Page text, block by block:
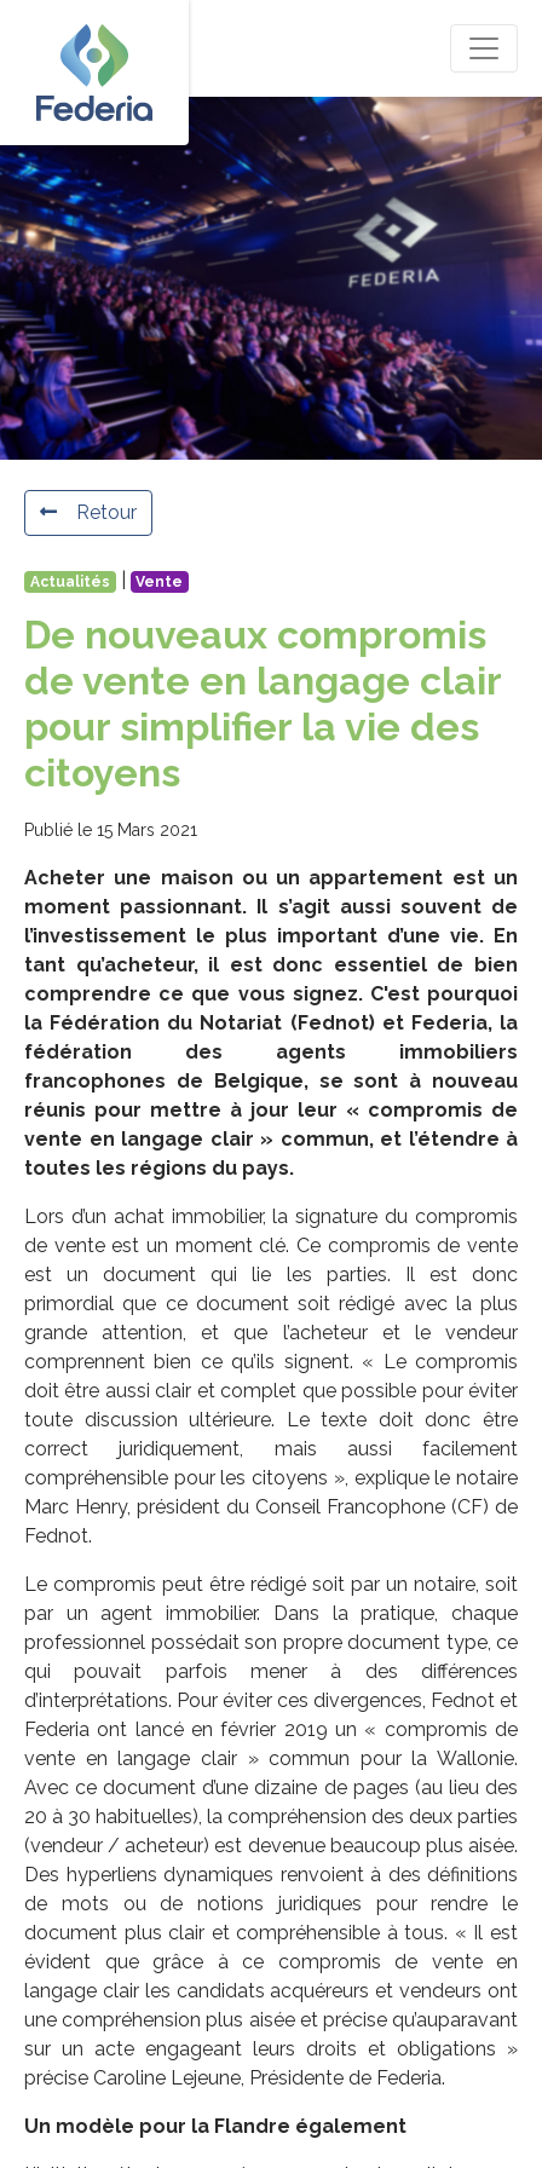
Retour
Actualités | Vente
De nouveaux compromis
de vente en langage clair
pour simplifier la vie des
citoyens
Publié le 15 Mars 2021
Acheter une maison ou un appartement est un
moment passionnant. Il s’agit aussi souvent de
l’investissement le plus important d’une vie. En
tant qu’acheteur, il est donc essentiel de bien
comprendre ce que vous signez. C'est pourquoi
la Fédération du Notariat (Fednot) et Federia, la
fédération des agents immobiliers
francophones de Belgique, se sont à nouveau
réunis pour mettre à jour leur « compromis de
vente en langage clair » commun, et l’étendre à
toutes les régions du pays.
Lors d’un achat immobilier, la signature du compromis
de vente est un moment clé. Ce compromis de vente
est un document qui lie les parties. Il est donc
primordial que ce document soit rédigé avec la plus
grande attention, et que l’acheteur et le vendeur
comprennent bien ce qu’ils signent. « Le compromis
doit être aussi clair et complet que possible pour éviter
toute discussion ultérieure. Le texte doit donc être
correct juridiquement, mais aussi facilement
compréhensible pour les citoyens », explique le notaire
Marc Henry, président du Conseil Francophone (CF) de
Fednot.
Le compromis peut être rédigé soit par un notaire, soit
par un agent immobilier. Dans la pratique, chaque
professionnel possédait son propre document type, ce
qui pouvait parfois mener à des différences
d’interprétations. Pour éviter ces divergences, Fednot et
Federia ont lancé en février 2019 un « compromis de
vente en langage clair » commun pour la Wallonie.
Avec ce document d’une dizaine de pages (au lieu des
20 à 30 habituelles), la compréhension des deux parties
(vendeur / acheteur) est devenue beaucoup plus aisée.
Des hyperliens dynamiques renvoient à des définitions
de mots ou de notions juridiques pour rendre le
document plus clair et compréhensible à tous. « Il est
évident que grâce à ce compromis de vente en
langage clair les candidats acquéreurs et vendeurs ont
une compréhension plus aisée et précise qu’auparavant
sur un acte engageant leurs droits et obligations »
précise Caroline Lejeune, Présidente de Federia.
Un modèle pour la Flandre également